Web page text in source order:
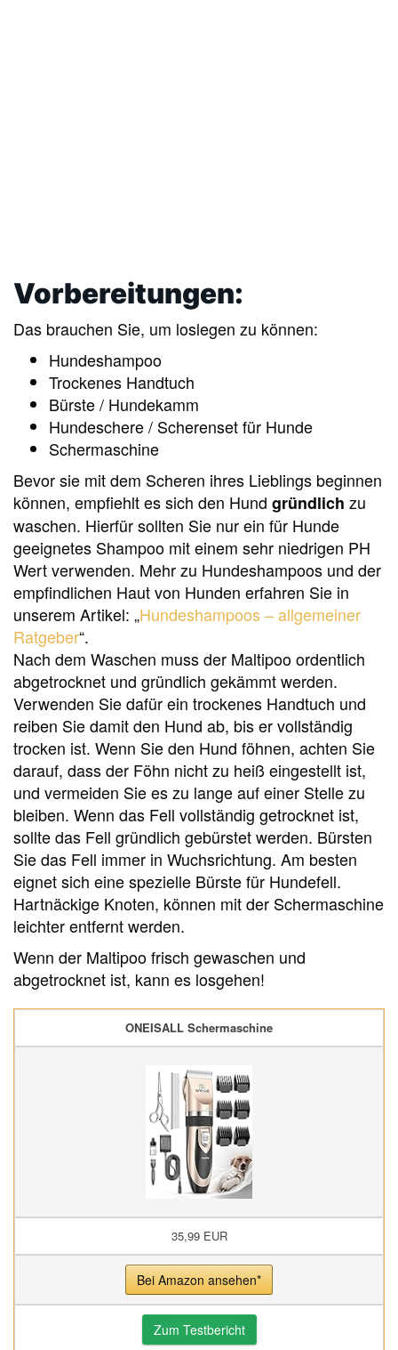
Vorbereitungen:
Das brauchen Sie, um loslegen zu können:
Hundeshampoo
Trockenes Handtuch
Bürste / Hundekamm
Hundeschere / Scherenset für Hunde
Schermaschine
Bevor sie mit dem Scheren ihres Lieblings beginnen
können, empfiehlt es sich den Hund gründlich zu
waschen. Hierfür sollten Sie nur ein für Hunde
geeignetes Shampoo mit einem sehr niedrigen PH
Wert verwenden. Mehr zu Hundeshampoos und der
empfindlichen Haut von Hunden erfahren Sie in
unserem Artikel: „Hundeshampoos – allgemeiner
Ratgeber“.
Nach dem Waschen muss der Maltipoo ordentlich
abgetrocknet und gründlich gekämmt werden.
Verwenden Sie dafür ein trockenes Handtuch und
reiben Sie damit den Hund ab, bis er vollständig
trocken ist. Wenn Sie den Hund föhnen, achten Sie
darauf, dass der Föhn nicht zu heiß eingestellt ist,
und vermeiden Sie es zu lange auf einer Stelle zu
bleiben. Wenn das Fell vollständig getrocknet ist,
sollte das Fell gründlich gebürstet werden. Bürsten
Sie das Fell immer in Wuchsrichtung. Am besten
eignet sich eine spezielle Bürste für Hundefell.
Hartnäckige Knoten, können mit der Schermaschine
leichter entfernt werden.
Wenn der Maltipoo frisch gewaschen und
abgetrocknet ist, kann es losgehen!
ONEISALL Schermaschine
35,99 EUR
Bei Amazon ansehen*
Zum Testbericht